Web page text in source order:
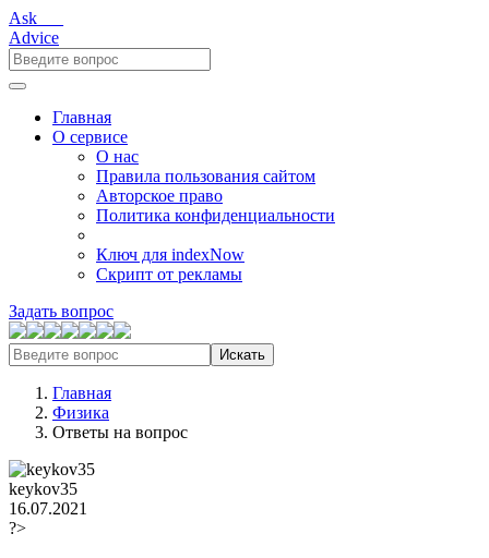
Ask___
Advice
Главная
О сервисе
О нас
Правила пользования сайтом
Авторское право
Политика конфиденциальности
Ключ для indexNow
Скрипт от рекламы
Задать вопрос
Искать
Главная
Физика
Ответы на вопрос
keykov35
16.07.2021
?>